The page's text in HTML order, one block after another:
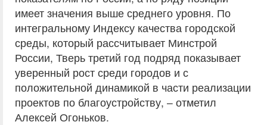
имеет значения выше среднего уровня. По
интегральному Индексу качества городской
среды, который рассчитывает Минстрой
России, Тверь третий год подряд показывает
уверенный рост среди городов и с
положительной динамикой в части реализации
проектов по благоустройству, – отметил
Алексей Огоньков.